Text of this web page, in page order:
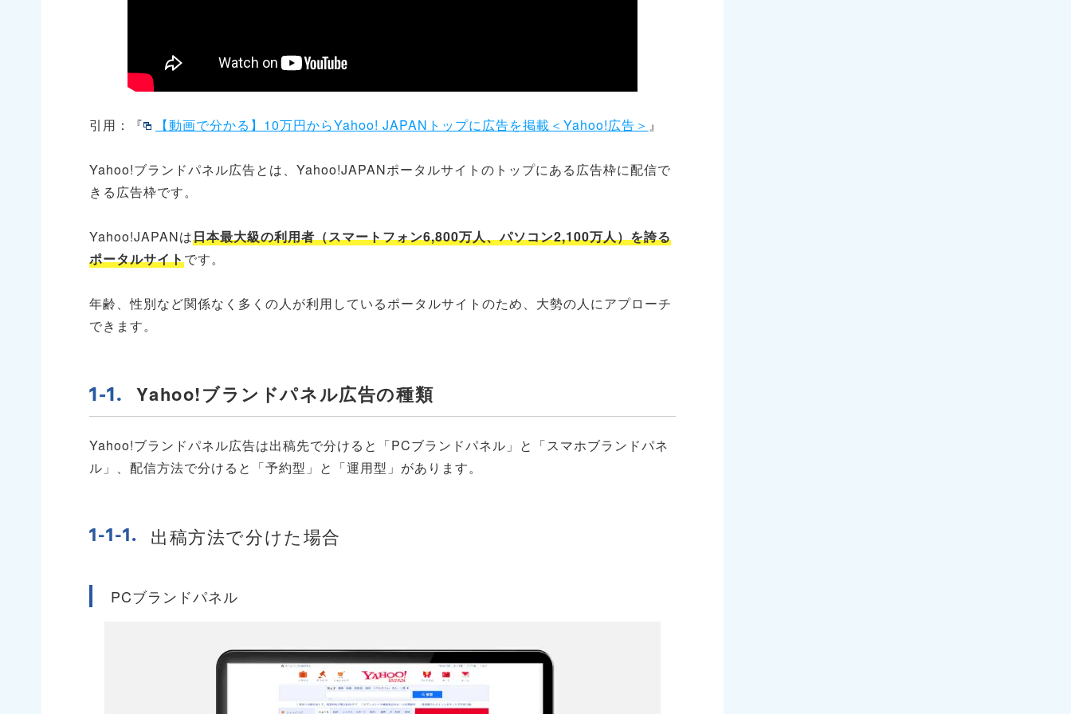
引用：『 【動画で分かる】10万円からYahoo! JAPANトップに広告を掲載＜Yahoo!広告＞ 』
Yahoo!ブランドパネル広告とは、Yahoo!JAPANポータルサイトのトップにある広告枠に配信で
きる広告枠です。
Yahoo!JAPANは日本最大級の利用者（スマートフォン6,800万人、パソコン2,100万人）を誇る
ポータルサイトです。
年齢、性別など関係なく多くの人が利用しているポータルサイトのため、大勢の人にアプローチ
できます。
Yahoo!ブランドパネル広告の種類
Yahoo!ブランドパネル広告は出稿先で分けると「PCブランドパネル」と「スマホブランドパネ
ル」、配信方法で分けると「予約型」と「運用型」があります。
出稿方法で分けた場合
PCブランドパネル